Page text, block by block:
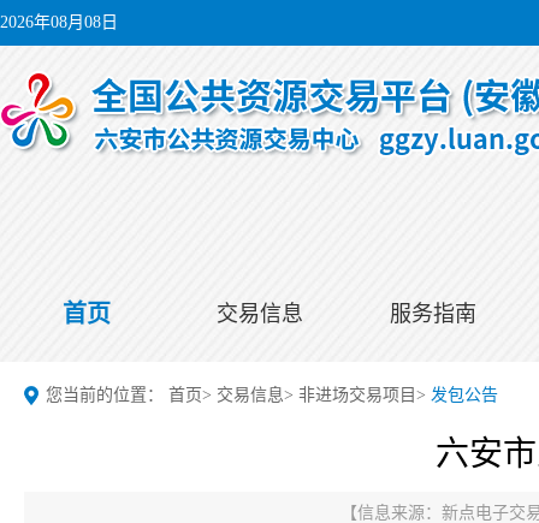
2026年08月08日
首页 交易信息 服务指南
您当前的位置： 首页> 交易信息> 非进场交易项目 > 发包公告
六安
【信息来源： 新点电子交